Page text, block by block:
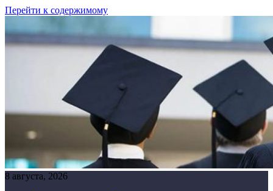
Перейти к содержимому
8 августа, 2026